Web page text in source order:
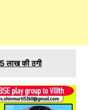
लाख की ठगी